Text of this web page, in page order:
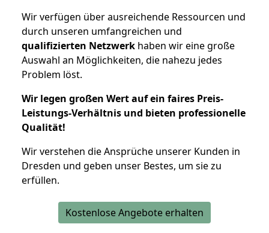
Wir verfügen über ausreichende Ressourcen und
durch unseren umfangreichen und
qualifizierten Netzwerk haben wir eine große
Auswahl an Möglichkeiten, die nahezu jedes
Problem löst.
Wir legen großen Wert auf ein faires Preis-
Leistungs-Verhältnis und bieten professionelle
Qualität!
Wir verstehen die Ansprüche unserer Kunden in
Dresden und geben unser Bestes, um sie zu
erfüllen.
Kostenlose Angebote erhalten